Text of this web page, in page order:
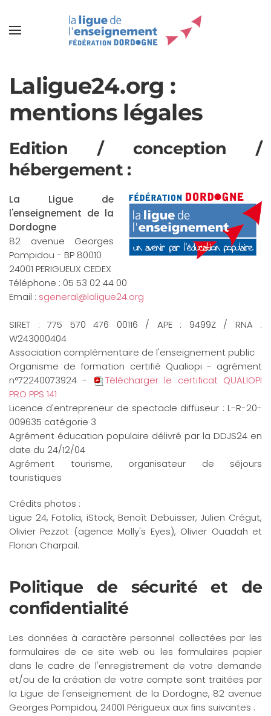
Laligue24.org :
mentions légales
Edition / conception /
hébergement :
La Ligue de
l'enseignement de la
Dordogne
82 avenue Georges
Pompidou - BP 80010
24001 PERIGUEUX CEDEX
Téléphone : 05 53 02 44 00
Email : sgeneral@laligue24.org
SIRET : 775 570 476 00116 / APE : 9499Z / RNA :
W243000404
Association complémentaire de l'enseignement public
Organisme de formation certifié Qualiopi - agrément
n°72240073924 -
Télécharger le certificat QUALIOPI
PRO PPS 141
Licence d'entrepreneur de spectacle diffuseur : L-R-20-
009635 catégorie 3
Agrément éducation populaire délivré par la DDJS24 en
date du 24/12/04
Agrément tourisme, organisateur de séjours
touristiques
Crédits photos :
Ligue 24, Fotolia, iStock, Benoît Debuisser, Julien Crégut,
Olivier Pezzot (agence Molly's Eyes), Olivier Ouadah et
Florian Charpail.
Politique de sécurité et de
confidentialité
Les données à caractère personnel collectées par les
formulaires de ce site web ou les formulaires papier
dans le cadre de l'enregistrement de votre demande
et/ou de la création de votre compte sont traitées par
la Ligue de l'enseignement de la Dordogne, 82 avenue
Georges Pompidou, 24001 Périgueux aux fins suivantes :